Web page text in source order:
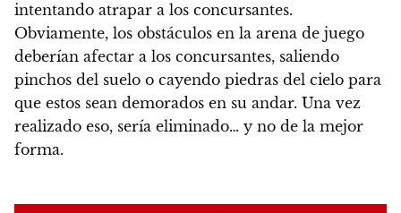
intentando atrapar a los concursantes.
Obviamente, los obstáculos en la arena de juego
deberían afectar a los concursantes, saliendo
pinchos del suelo o cayendo piedras del cielo para
que estos sean demorados en su andar. Una vez
realizado eso, sería eliminado… y no de la mejor
forma.